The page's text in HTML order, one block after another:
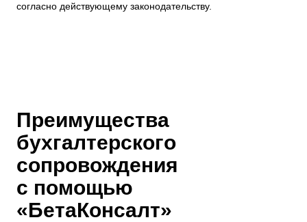
согласно действующему законодательству.
Преимущества
бухгалтерского
сопровождения
с помощью
«БетаКонсалт»